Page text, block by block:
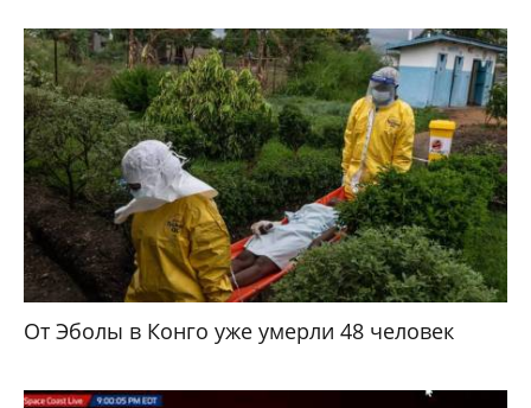
От Эболы в Конго уже умерли 48 человек